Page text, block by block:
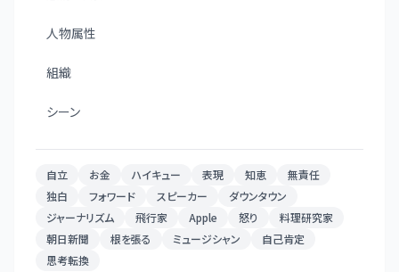
人物属性
組織
シーン
自立 お金 ハイキュー 表現 知恵
無責任
独白
フォワード スピーカー
ダウンタウン
ジャーナリズム
飛行家 Apple 怒り
料理研究家
朝日新聞
根を張る ミュージシャン
自己肯定
思考転換